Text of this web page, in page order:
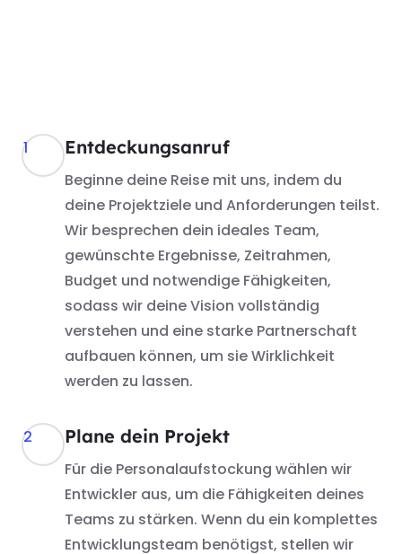
1 Entdeckungsanruf​​
Beginne deine Reise mit uns, indem du
deine Projektziele und Anforderungen teilst.
Wir besprechen dein ideales Team,
gewünschte Ergebnisse, Zeitrahmen,
Budget und notwendige Fähigkeiten,
sodass wir deine Vision vollständig
verstehen und eine starke Partnerschaft
aufbauen können, um sie Wirklichkeit
werden zu lassen.
2 Plane dein Projekt​
Für die Personalaufstockung wählen wir
Entwickler aus, um die Fähigkeiten deines
Teams zu stärken. Wenn du ein komplettes
Entwicklungsteam benötigst, stellen wir